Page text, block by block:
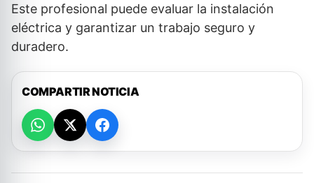
Este profesional puede evaluar la instalación
eléctrica y garantizar un trabajo seguro y
duradero.
COMPARTIR NOTICIA